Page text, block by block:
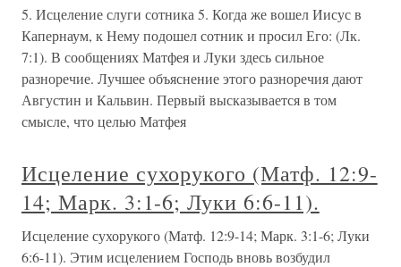
5. Исцеление слуги сотника 5. Когда же вошел Иисус в
Капернаум, к Нему подошел сотник и просил Его: (Лк.
7:1). В сообщениях Матфея и Луки здесь сильное
разноречие. Лучшее объяснение этого разноречия дают
Августин и Кальвин. Первый высказывается в том
смысле, что целью Матфея
Исцеление сухорукого (Матф. 12:9-
14; Марк. 3:1-6; Луки 6:6-11).
Исцеление сухорукого (Матф. 12:9-14; Марк. 3:1-6; Луки
6:6-11). Этим исцелением Господь вновь возбудил